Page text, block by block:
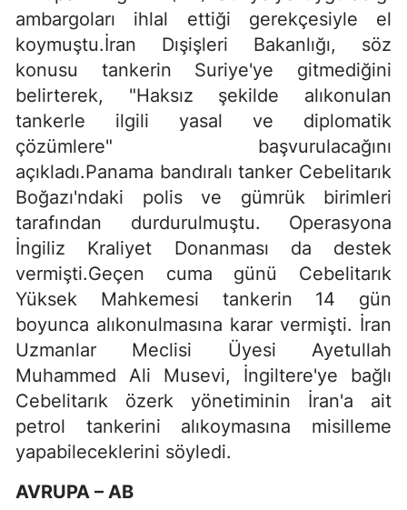
ambargoları ihlal ettiği gerekçesiyle el
koymuştu.İran Dışişleri Bakanlığı, söz
konusu tankerin Suriye'ye gitmediğini
belirterek, "Haksız şekilde alıkonulan
tankerle ilgili yasal ve diplomatik
çözümlere" başvurulacağını
açıkladı.Panama bandıralı tanker Cebelitarık
Boğazı'ndaki polis ve gümrük birimleri
tarafından durdurulmuştu. Operasyona
İngiliz Kraliyet Donanması da destek
vermişti.Geçen cuma günü Cebelitarık
Yüksek Mahkemesi tankerin 14 gün
boyunca alıkonulmasına karar vermişti. İran
Uzmanlar Meclisi Üyesi Ayetullah
Muhammed Ali Musevi, İngiltere'ye bağlı
Cebelitarık özerk yönetiminin İran'a ait
petrol tankerini alıkoymasına misilleme
yapabileceklerini söyledi.
AVRUPA – AB